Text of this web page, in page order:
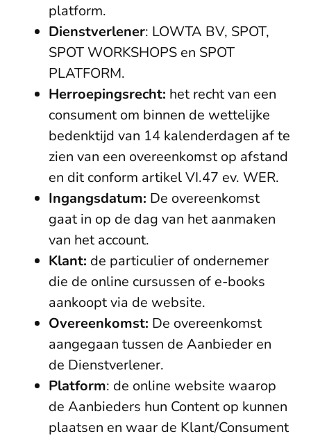
platform.
Dienstverlener: LOWTA BV, SPOT,
SPOT WORKSHOPS en SPOT
PLATFORM.
Herroepingsrecht: het recht van een
consument om binnen de wettelijke
bedenktijd van 14 kalenderdagen af te
zien van een overeenkomst op afstand
en dit conform artikel VI.47 ev. WER.
Ingangsdatum: De overeenkomst
gaat in op de dag van het aanmaken
van het account.
Klant: de particulier of ondernemer
die de online cursussen of e-books
aankoopt via de website.
Overeenkomst: De overeenkomst
aangegaan tussen de Aanbieder en
de Dienstverlener.
Platform: de online website waarop
de Aanbieders hun Content op kunnen
plaatsen en waar de Klant/Consument